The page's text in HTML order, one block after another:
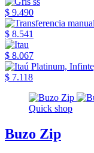
$ 9.490
$ 8.541
$ 8.067
$ 7.118
Quick shop
Buzo Zip